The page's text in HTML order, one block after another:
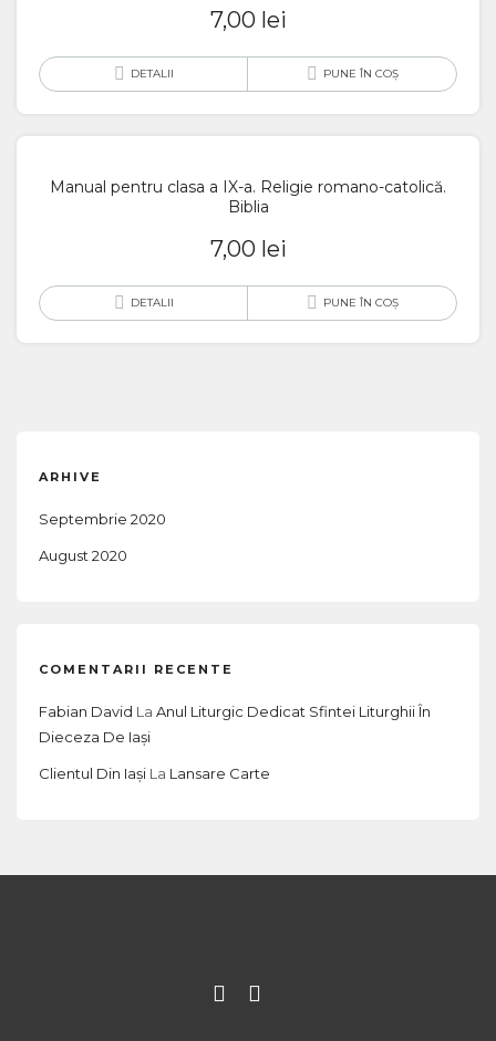
7,00 lei
DETALII PUNE ÎN COȘ
Manual pentru clasa a IX-a. Religie romano-catolică.
Biblia
7,00 lei
DETALII PUNE ÎN COȘ
ARHIVE
Septembrie 2020
August 2020
COMENTARII RECENTE
Fabian David La Anul Liturgic Dedicat Sfintei Liturghii În
Dieceza De Iași
Clientul Din Iași La Lansare Carte